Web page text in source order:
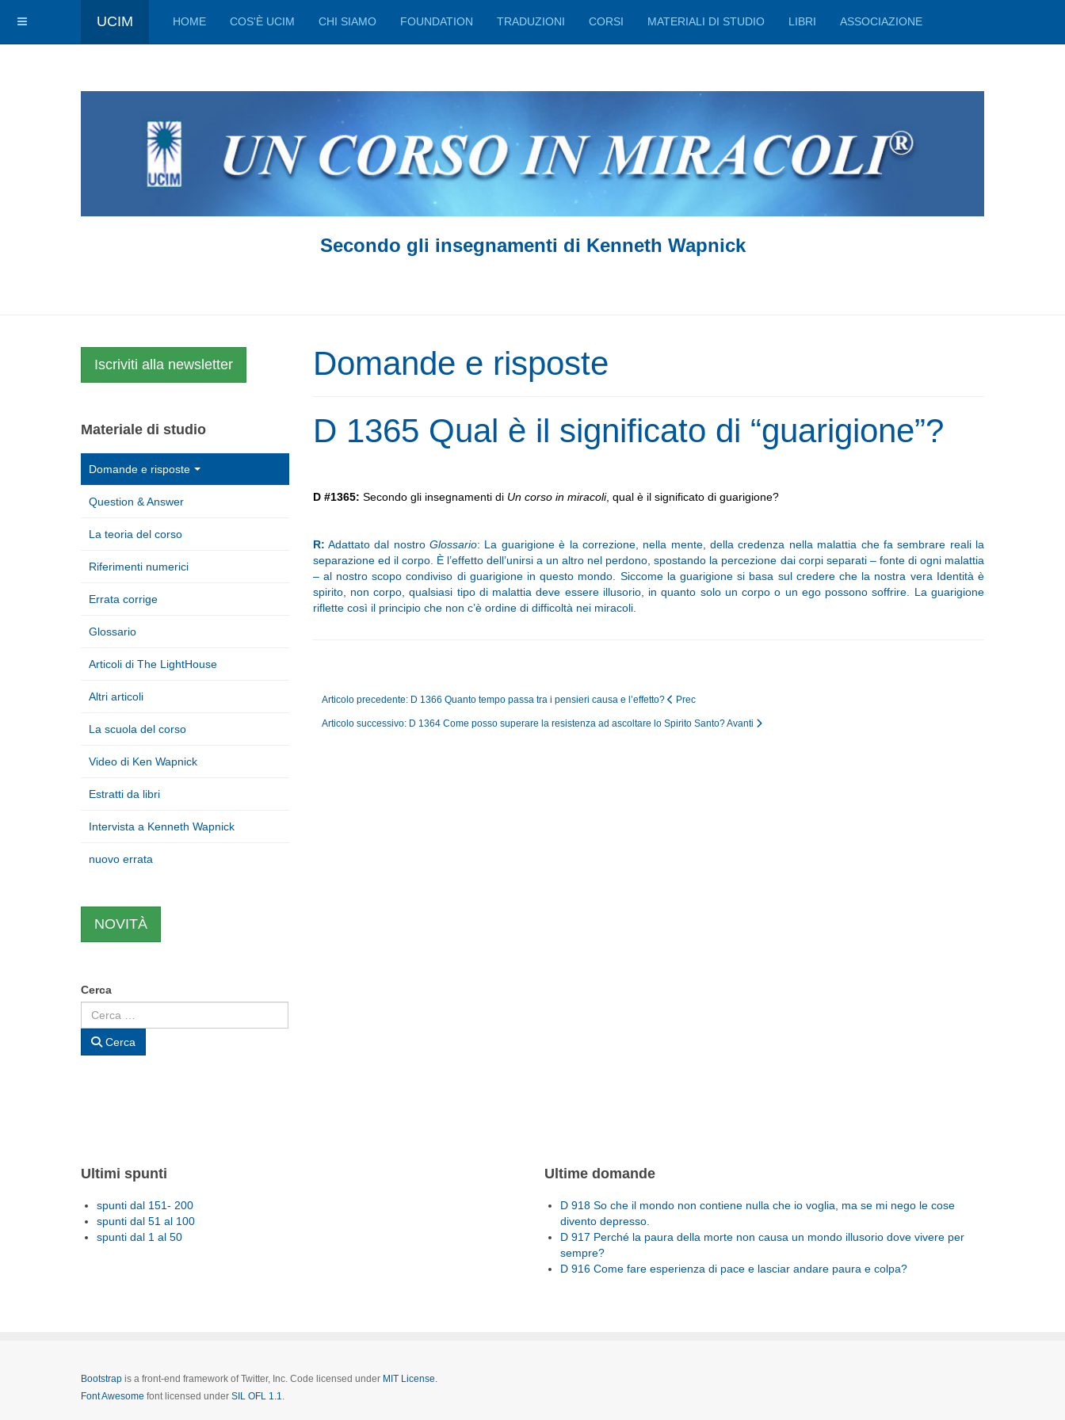
UCIM HOME COS'È UCIM CHI SIAMO FOUNDATION TRADUZIONI CORSI MATERIALI DI STUDIO LIBRI ASSOCIAZIONE
Secondo gli insegnamenti di Kenneth Wapnick
Domande e risposte
D 1365 Qual è il significato di “guarigione”?
D #1365: Secondo gli insegnamenti di Un corso in miracoli, qual è il significato di guarigione?
R: Adattato dal nostro Glossario: La guarigione è la correzione, nella mente, della credenza nella malattia che fa sembrare reali la
separazione ed il corpo. È l’effetto dell’unirsi a un altro nel perdono, spostando la percezione dai corpi separati – fonte di ogni malattia
– al nostro scopo condiviso di guarigione in questo mondo. Siccome la guarigione si basa sul credere che la nostra vera Identità è
spirito, non corpo, qualsiasi tipo di malattia deve essere illusorio, in quanto solo un corpo o un ego possono soffrire. La guarigione
riflette così il principio che non c’è ordine di difficoltà nei miracoli.
Articolo precedente: D 1366 Quanto tempo passa tra i pensieri causa e l’effetto? Prec
Articolo successivo: D 1364 Come posso superare la resistenza ad ascoltare lo Spirito Santo?Avanti
Iscriviti alla newsletter
Materiale di studio
Domande e risposte
Question & Answer
La teoria del corso
Riferimenti numerici
Errata corrige
Glossario
Articoli di The LightHouse
Altri articoli
La scuola del corso
Video di Ken Wapnick
Estratti da libri
Intervista a Kenneth Wapnick
nuovo errata
NOVITÀ
Cerca
Cerca
Ultimi spunti
spunti dal 151- 200
spunti dal 51 al 100
spunti dal 1 al 50
Ultime domande
D 918 So che il mondo non contiene nulla che io voglia, ma se mi nego le cose
divento depresso.
D 917 Perché la paura della morte non causa un mondo illusorio dove vivere per
sempre?
D 916 Come fare esperienza di pace e lasciar andare paura e colpa?
Bootstrap is a front-end framework of Twitter, Inc. Code licensed under MIT License.
Font Awesome font licensed under SIL OFL 1.1.